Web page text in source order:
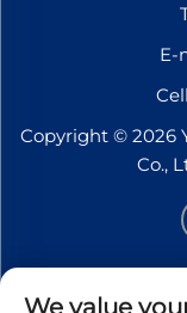
E-
Copyright © 2026
Co.,
We value